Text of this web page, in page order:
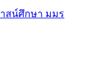
สน์ศึกษา มมร